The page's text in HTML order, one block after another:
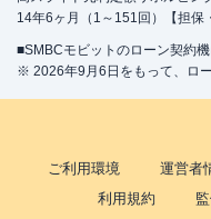
14年6ヶ月（1～151回）【担保
■SMBCモビットのローン契約
※ 2026年9月6日をもって、ロ
ご利用環境 運営者
利用規約